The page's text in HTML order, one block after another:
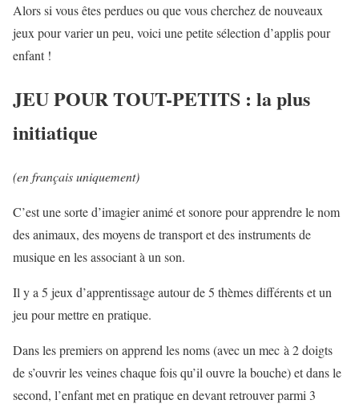
Alors si vous êtes perdues ou que vous cherchez de nouveaux
jeux pour varier un peu, voici une petite sélection d’applis pour
enfant !
JEU POUR TOUT-PETITS : la plus
initiatique
(en français uniquement)
C’est une sorte d’imagier animé et sonore pour apprendre le nom
des animaux, des moyens de transport et des instruments de
musique en les associant à un son.
Il y a 5 jeux d’apprentissage autour de 5 thèmes différents et un
jeu pour mettre en pratique.
Dans les premiers on apprend les noms (avec un mec à 2 doigts
de s’ouvrir les veines chaque fois qu’il ouvre la bouche) et dans le
second, l’enfant met en pratique en devant retrouver parmi 3